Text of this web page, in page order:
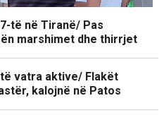
të në Tiranë/ Pas
marshimet dhe thirrjet
vatra aktive/ Flakët
kalojnë në Patos